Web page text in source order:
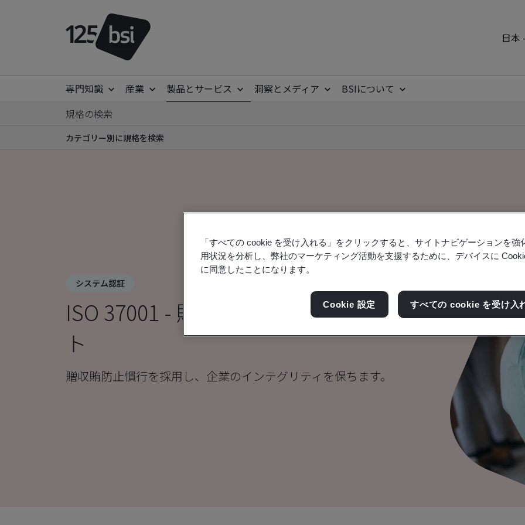
日本
専門知識 産業 製品とサービス 洞察とメディア
BSIについて
規格の検索
カテゴリー別に規格を検索
システム認証
ISO 37001 - 贈収賄防止マネジメン
ト
贈収賄防止慣行を採用し、企業のインテグリティを保ちます。
「すべての cookie を受け入れる」をクリックすると、サイトナビゲーションを強
用状況を分析し、弊社のマーケティング活動を支援するために、デバイスに
に同意したことになります。
Cookie 設定 すべての cookie を受け入